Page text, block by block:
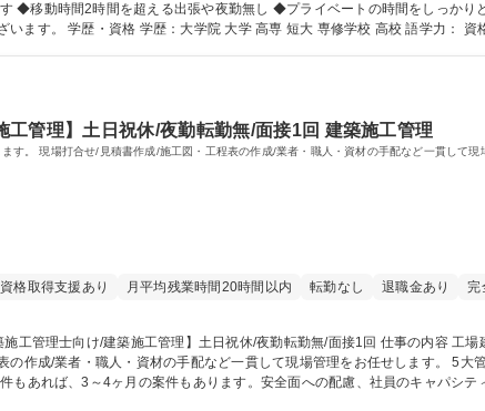
◆移動時間2時間を超える出張や夜勤無し ◆プライベートの時間をしっかり
0時間程度。繁忙期には月約30時間程度ございます。 学歴・資格 学歴：大学院 大学 高専 短大 専修
工管理】土日祝休/夜勤転勤無/面接1回 建築施工管理
す。 現場打合せ/見積書作成/施工図・工程表の作成/業者・職人・資材の手配など一貫して現
資格取得支援あり 月平均残業時間20時間以内 転勤なし 退職金あり 完
材の手配など一貫して現場管理をお任せします。 5大管理(安全・原価・工程・品質・環境)の一連をお任せ
もあれば、3～4ヶ月の案件もあります。安全面への配慮、社員のキャパシ
奈川工場/富士フイルム関連企業南足柄工場・海老名工場/官公庁 など 募集職種 【1級建築施工管理士向け/